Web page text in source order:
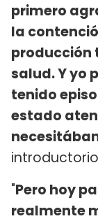
primero
la
producción
salud. Y yo
tenido
estado
"Pero hoy
realmente